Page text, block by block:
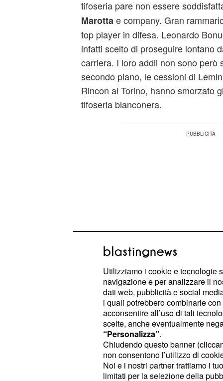
tifoseria pare non essere
Marotta e company. Gran
top player in difesa. Leonardo
infatti scelto di proseguire lontano
carriera. I loro addii non sono però
secondo piano, le cessioni di
Rincon al Torino, hanno smorzato
tifoseria bianconera.
Clima non di certo serenissimo,
sconfitta in Supercoppa Italiana
La Juventus al
la difesa
Utilizziamo i cookie e tecnologie
navigazione e per analizzare il
dati web, pubblicità e social
i quali potrebbero combinarle
acconsentire all’uso di tali
scelte, anche eventualmente
“Personalizza”.
Chiudendo questo banner
non consentono l’utilizzo di
Noi e i nostri partner trattiamo i
limitati per la selezione della